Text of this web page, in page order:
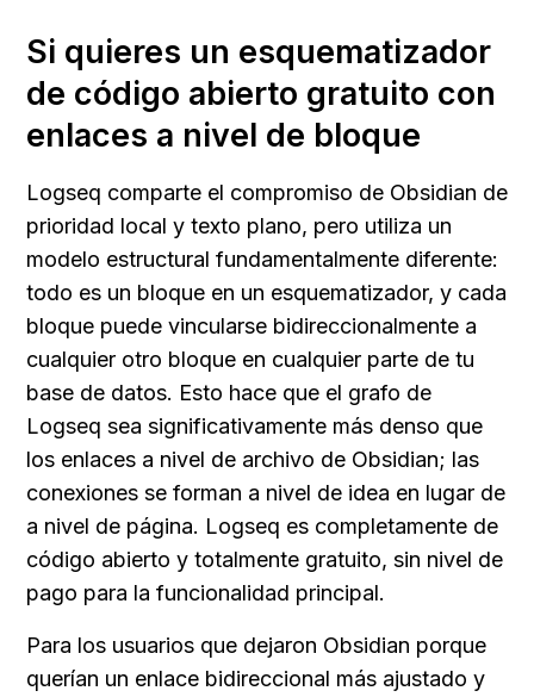
Si quieres un esquematizador
de código abierto gratuito con
enlaces a nivel de bloque
Logseq comparte el compromiso de Obsidian de
prioridad local y texto plano, pero utiliza un
modelo estructural fundamentalmente diferente:
todo es un bloque en un esquematizador, y cada
bloque puede vincularse bidireccionalmente a
cualquier otro bloque en cualquier parte de tu
base de datos. Esto hace que el grafo de
Logseq sea significativamente más denso que
los enlaces a nivel de archivo de Obsidian; las
conexiones se forman a nivel de idea en lugar de
a nivel de página. Logseq es completamente de
código abierto y totalmente gratuito, sin nivel de
pago para la funcionalidad principal.
Para los usuarios que dejaron Obsidian porque
querían un enlace bidireccional más ajustado y